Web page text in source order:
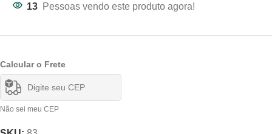
13 Pessoas vendo este produto agora!
Calcular o Frete
Não sei meu CEP